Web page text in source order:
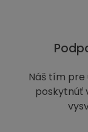
Náš tím pre
poskytnúť